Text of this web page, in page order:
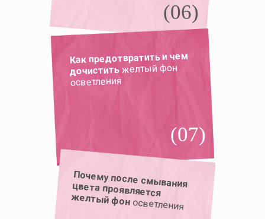
(06)
Как предотвратить и чем
дочиститьжелтый фон
осветления
(07)
Почему после смывания
цвета проявляется
желтый фоносветления